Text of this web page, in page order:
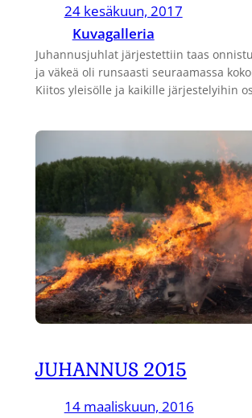
24 kesäkuun, 2017
Kuvagalleria
Juhannusjuhlat järjestettiin taas
ja väkeä oli runsaasti seuraamassa
Kiitos yleisölle ja kaikille järjestelyihin
JUHANNUS 2015
14 maaliskuun, 2016